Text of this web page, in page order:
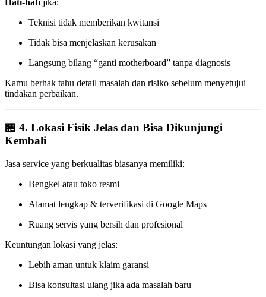
Hati-hati jika:
Teknisi tidak memberikan kwitansi
Tidak bisa menjelaskan kerusakan
Langsung bilang “ganti motherboard” tanpa diagnosis
Kamu berhak tahu detail masalah dan risiko sebelum menyetujui
tindakan perbaikan.
🏪 4. Lokasi Fisik Jelas dan Bisa Dikunjungi
Kembali
Jasa service yang berkualitas biasanya memiliki:
Bengkel atau toko resmi
Alamat lengkap & terverifikasi di Google Maps
Ruang servis yang bersih dan profesional
Keuntungan lokasi yang jelas:
Lebih aman untuk klaim garansi
Bisa konsultasi ulang jika ada masalah baru